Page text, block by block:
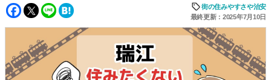
Facebook
Twitter
Line
街の住みやすさや治安
最終更新：2025年7月10日